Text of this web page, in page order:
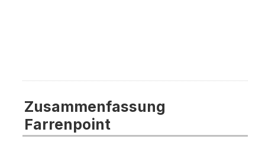
Zusammenfassung
Farrenpoint